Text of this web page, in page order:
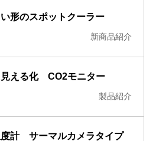
形のスポットクーラー
新商品紹介
見える化 CO2モニター
製品紹介
計 サーマルカメラタイプ